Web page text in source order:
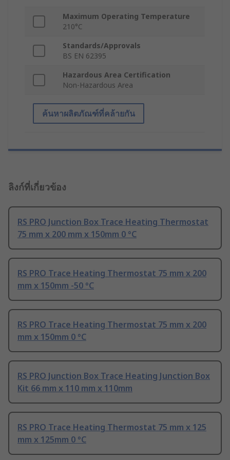
Maximum Operating Temperature
210°C
Standards/Approvals
BS EN 62395
Hazardous Area Certification
Non-Hazardous Area
ค้นหาผลิตภัณฑ์ที่คล้ายกัน
ลิงก์ที่เกี่ยวข้อง
RS PRO Junction Box Trace Heating Thermostat
75 mm x 200 mm x 150mm 0 °C
RS PRO Trace Heating Thermostat 75 mm x 200
mm x 150mm -50 °C
RS PRO Trace Heating Thermostat 75 mm x 200
mm x 150mm 0 °C
RS PRO Junction Box Trace Heating Junction Box
Kit 66 mm x 110 mm x 110mm
RS PRO Trace Heating Thermostat 75 mm x 125
mm x 125mm 0 °C